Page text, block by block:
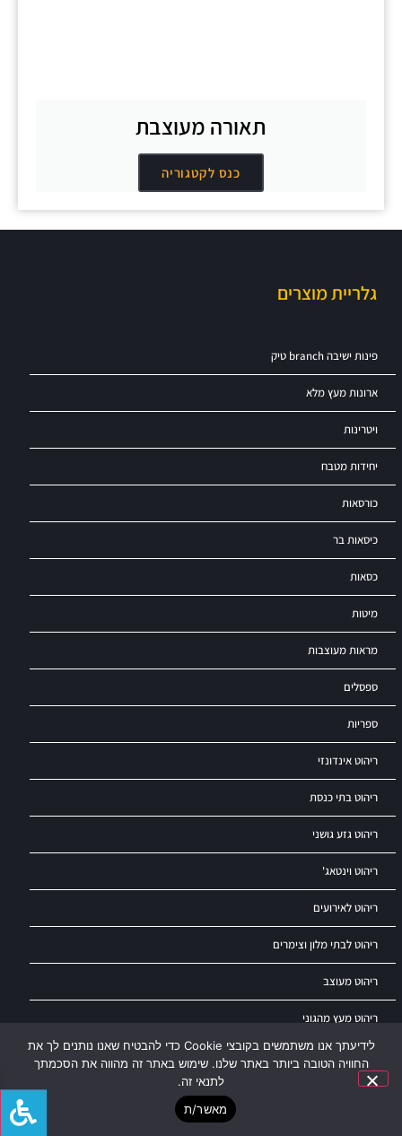
תאורה מעוצבת
כנס לקטגוריה
גלריית מוצרים
פינות ישיבה branch טיק
ארונות מעץ מלא
ויטרינות
יחידות מטבח
כורסאות
כיסאות בר
כסאות
מיטות
מראות מעוצבות
ספסלים
ספריות
ריהוט אינדונזי
ריהוט בתי כנסת
ריהוט גזע גושני
ריהוט וינטאג'
ריהוט לאירועים
ריהוט לבתי מלון וצימרים
ריהוט מעוצב
ריהוט מעץ מהגוני
שידות
לידיעתך אנו משתמשים בקובצי Cookie כדי להבטיח שאנו נותנים לך את
החוויה הטובה ביותר באתר שלנו. שימוש באתר זה מהווה את הסכמתך
לתנאי זה.
מאשר/ת